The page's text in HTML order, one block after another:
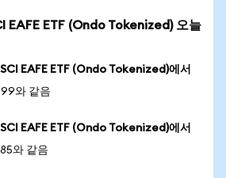
EAFE ETF (Ondo Tokenized) 오늘
EAFE ETF (Ondo Tokenized)에서
와 같음
EAFE ETF (Ondo Tokenized)에서
와 같음